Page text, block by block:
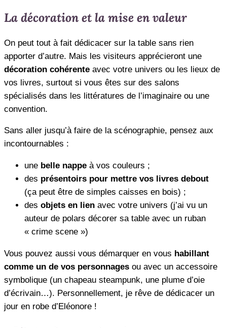
La décoration et la mise en valeur
On peut tout à fait dédicacer sur la table sans rien
apporter d’autre. Mais les visiteurs apprécieront une
décoration cohérente avec votre univers ou les lieux de
vos livres, surtout si vous êtes sur des salons
spécialisés dans les littératures de l’imaginaire ou une
convention.
Sans aller jusqu’à faire de la scénographie, pensez aux
incontournables :
une belle nappe à vos couleurs ;
des présentoirs pour mettre vos livres debout
(ça peut être de simples caisses en bois) ;
des objets en lien avec votre univers (j’ai vu un
auteur de polars décorer sa table avec un ruban
« crime scene »)
Vous pouvez aussi vous démarquer en vous habillant
comme un de vos personnages ou avec un accessoire
symbolique (un chapeau steampunk, une plume d’oie
d’écrivain…). Personnellement, je rêve de dédicacer un
jour en robe d’Eléonore !